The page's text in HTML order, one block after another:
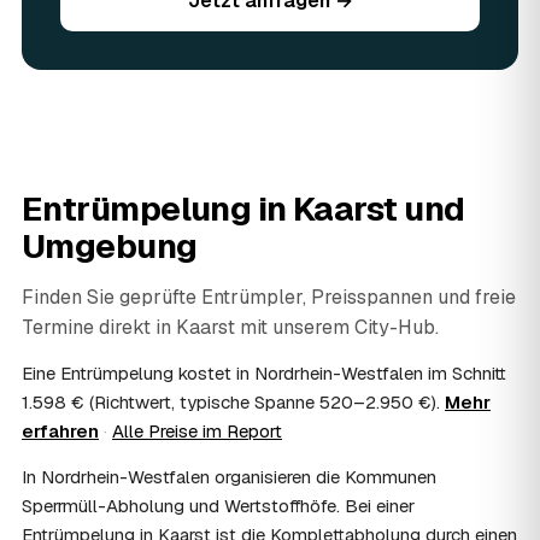
die Entrümpelung in Kaarst oft spürbar günstiger. Geben
06 Ist eine Entrümpelung steuerlich absetzbar?
geht und Sie die Rechnung per Überweisung begleichen.
AWL Zentrum vermittelt nur die Entrümpler und ersetzt
keine Steuerberatung — die konkrete Anrechnung klären
07 Übernimmt das Sozialamt oder Jobcenter die
Kosten?
Im Einzelfall ist das möglich — etwa bei einer
Wohnungsauflösung im Rahmen von Sozialhilfe oder
einem vom Amt veranlassten Umzug. Wichtig: Den Antrag
stellen Sie vor Auftragserteilung beim zuständigen Amt
Zentrum vermittelt die Entrümpler, entscheidet aber nicht
über die Kostenübernahme.
Entrümpelung in Kaarst und
Umgebung
Finden Sie geprüfte Entrümpler, Preisspannen und freie
Termine direkt in Kaarst mit unserem City-Hub.
Eine Entrümpelung kostet in Nordrhein-Westfalen im Schnitt
1.598 € (Richtwert, typische Spanne 520–2.950 €). Mehr
erfahren · Alle Preise im Report
In Nordrhein-Westfalen organisieren die Kommunen
Sperrmüll-Abholung und Wertstoffhöfe. Bei einer
Entrümpelung in Kaarst ist die Komplettabholung durch einen